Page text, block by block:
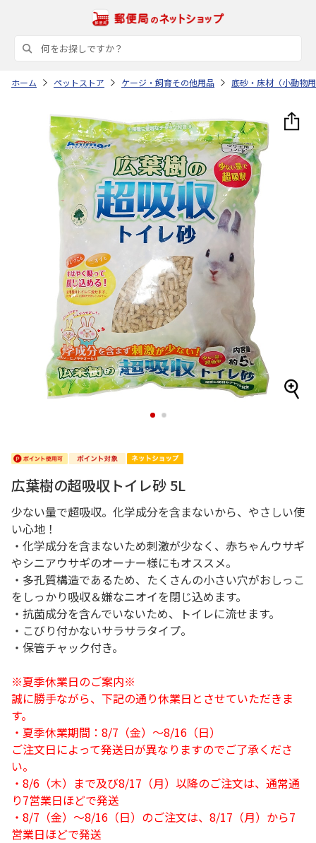
ホーム ペットストア ケージ・飼育その他用品 底砂・床材（小動物
1 2
広葉樹の超吸収トイレ砂 5L
少ない量で超吸収。化学成分を含まないから、やさしい使
い心地！
・化学成分を含まないため刺激が少なく、赤ちゃんウサギ
やシニアウサギのオーナー様にもオススメ。
・多孔質構造であるため、たくさんの小さい穴がおしっこ
をしっかり吸収＆嫌なニオイを閉じ込めます。
・抗菌成分を含んでいないため、トイレに流せます。
・こびり付かないサラサラタイプ。
・保管チャック付き。
※夏季休業日のご案内※
誠に勝手ながら、下記の通り休業日とさせていただきま
す。
・夏季休業期間：8/7（金）～8/16（日）
ご注文日によって発送日が異なりますのでご了承くださ
い。
・8/6（木）まで及び8/17（月）以降のご注文は、通常通
り7営業日ほどで発送
・8/7（金）～8/16（日）のご注文は、8/17（月）から7
営業日ほどで発送